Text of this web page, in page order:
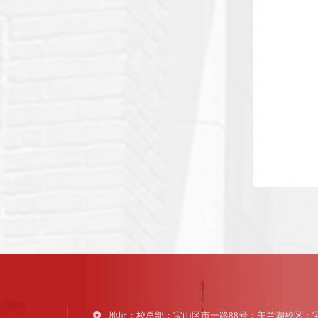
地址：校总部：宝山区市一路88号；美兰湖校区：